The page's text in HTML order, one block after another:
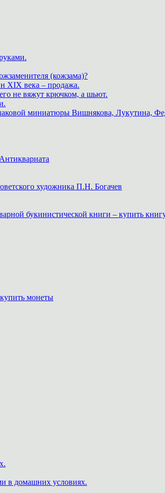
(кожзама)?
XIX века – продажа.
не вяжут крючком, а шьют.
миниатюры Вишнякова, Лукутина,
художника П.Н. Богачев
букинистической книги – купить
монеты
в домашних условиях.